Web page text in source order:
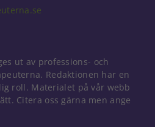
ut av professions- och
Redaktionen har en
roll. Materialet på vår webb
Citera oss gärna men ange